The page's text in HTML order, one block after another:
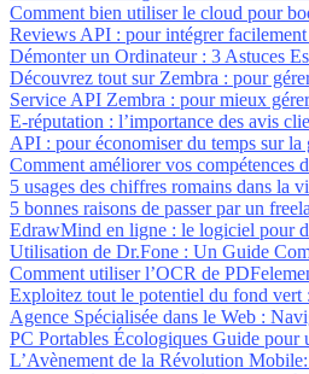
Comment bien utiliser le cloud pour
Reviews API : pour intégrer
Démonter un Ordinateur : 3 Astuces
Découvrez tout sur Zembra : pour
Service API Zembra : pour mieux
E-réputation : l’importance des avis
API : pour économiser du temps sur la
Comment améliorer vos compétences
5 usages des chiffres romains dans la
5 bonnes raisons de passer par un
EdrawMind en ligne : le logiciel pour
Utilisation de Dr.Fone : Un Guide
Comment utiliser l’OCR de
Exploitez tout le potentiel du fond vert
Agence Spécialisée dans le Web :
PC Portables Écologiques Guide
L’Avènement de la Révolution